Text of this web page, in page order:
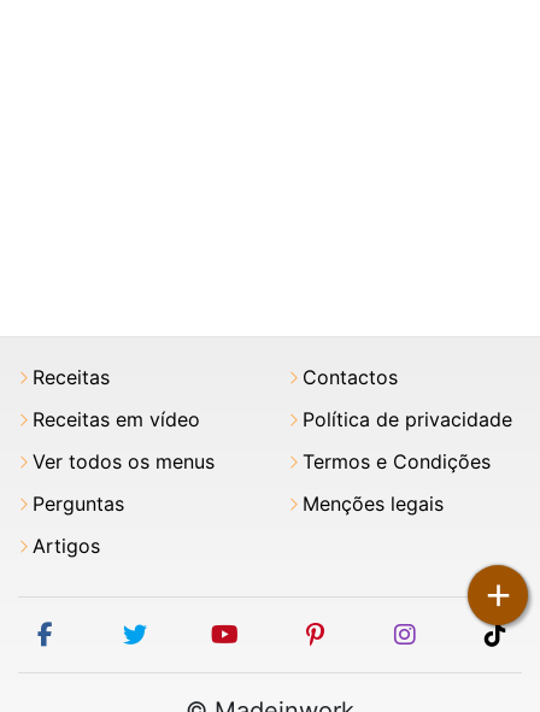
+
Receitas
Receitas em vídeo
Ver todos os menus
Perguntas
Artigos
Contactos
Política de privacidade
Termos e Condições
Menções legais
facebooktwitter youtubepinterestinstagram